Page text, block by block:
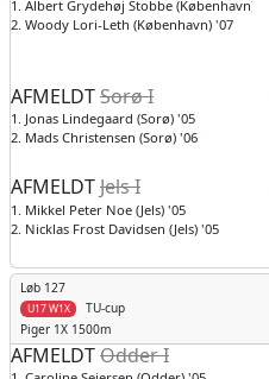
1. Albert Grydehøj Stobbe (København) '07
2. Woody Lori-Leth (København) '07
AFMELDTSorø I
1. Jonas Lindegaard (Sorø) '05
2. Mads Christensen (Sorø) '06
AFMELDTJels I
1. Mikkel Peter Noe (Jels) '05
2. Nicklas Frost Davidsen (Jels) '05
Løb 127
TU-cup
U17 W1X
Piger 1X 1500m
AFMELDTOdder I